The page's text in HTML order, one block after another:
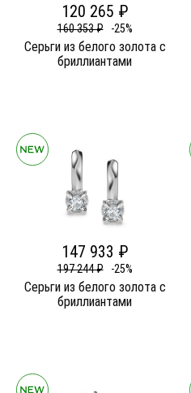
120 265 ₽
160 353 ₽ -25%
Серьги из белого золота c
бриллиантами
147 933 ₽
197 244 ₽ -25%
Серьги из белого золота c
бриллиантами